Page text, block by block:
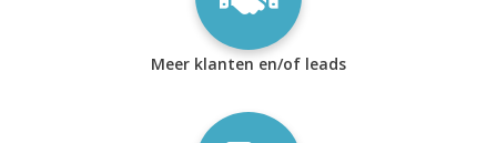
Meer klanten en/of leads